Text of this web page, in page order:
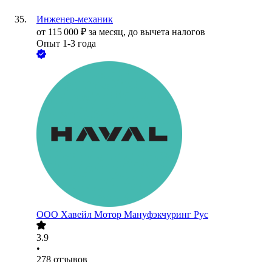
Инженер-механик
от 115 000 ₽ за месяц, до вычета налогов
Опыт 1-3 года
ООО Хавейл Мотор Мануфэкчуринг Рус
3.9
•
278 отзывов